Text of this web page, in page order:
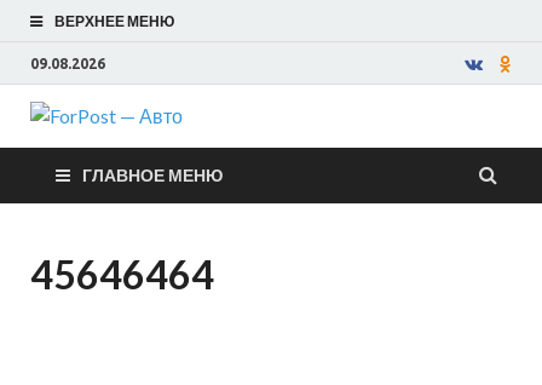
ВЕРХНЕЕ МЕНЮ
09.08.2026
ForPost —
Авто
ГЛАВНОЕ МЕНЮ
45646464